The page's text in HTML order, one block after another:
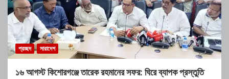
প্রচ্ছদ সারাদেশ
১৬ আগস্ট কিশোরগঞ্জে তারেক রহমানের সফর: ঘিরে ব্যাপক প্রস্তুতি